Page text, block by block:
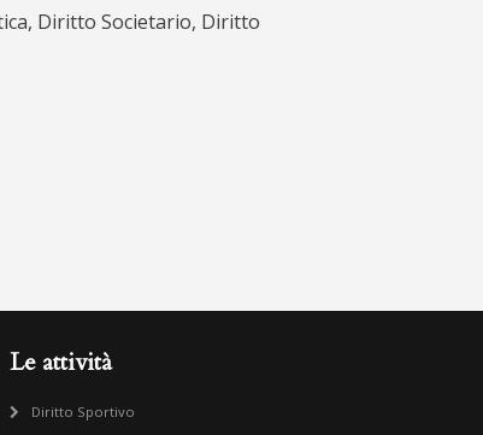
Diritto Societario, Diritto
Le attività
Diritto Sportivo